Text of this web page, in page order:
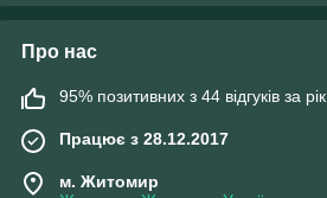
Про нас
95% позитивних з 44 відгуків за рік
Працює з 28.12.2017
м. Житомир